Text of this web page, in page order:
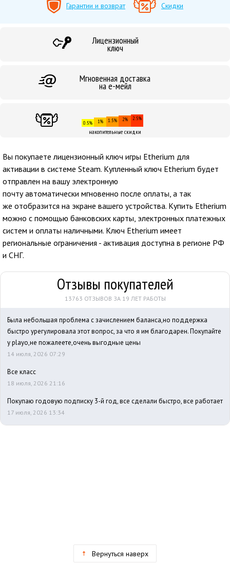
Гарантии и возврат Скидки
Лицензионный
ключ
Мгновенная доставка
на е-мейл
0.5% 1% 1.5% 2% 2.5%
накопительные скидки
Вы покупаете лицензионный ключ игры Etherium для
активации в системе Steam. Купленный ключ Etherium будет
отправлен на вашу электронную
почтуавтоматически мгновенно после оплаты, а так
же отобразится на экране вашего устройства. Купить Etherium
можно с помощью банковских карты, электронных платежных
систем и оплаты наличными. Ключ Etherium имеет
региональные ограничения - активация доступна в регионе РФ
и СНГ.
Отзывы покупателей
13763 ОТЗЫВОВ ЗА 19 ЛЕТ РАБОТЫ
Была небольшая проблема с зачислением баланса,но поддержка
быстро урегулировала этот вопрос, за что я им благодарен. Покупайте
у playo,не пожалеете,очень выгодные цены
14 июля, 2026 07:29
Все класс
18 июля, 2026 21:16
Покупаю годовую подписку 3-й год, все сделали быстро, все работает
17 июля, 2026 13:34
Вернуться наверх